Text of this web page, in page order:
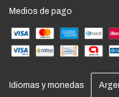
Medios de pago
Idiomas y monedas